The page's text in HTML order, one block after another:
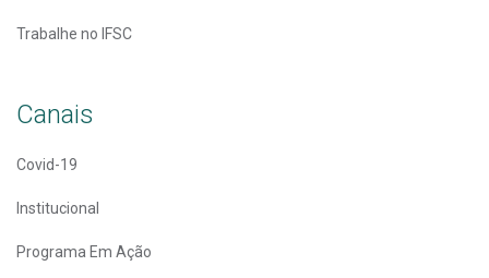
Trabalhe no IFSC
Canais
Covid-19
Institucional
Programa Em Ação